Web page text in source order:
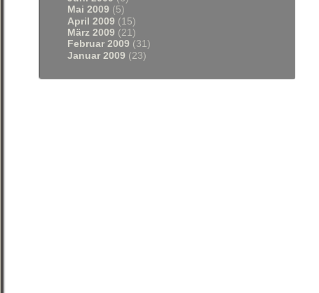
Mai 2009 (5)
April 2009 (15)
März 2009 (21)
Februar 2009 (31)
Januar 2009 (23)